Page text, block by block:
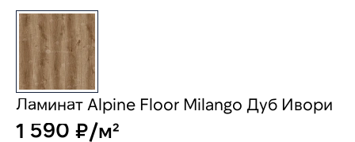
Ламинат Alpine Floor Milango Дуб Ивори
1 590 ₽/м²